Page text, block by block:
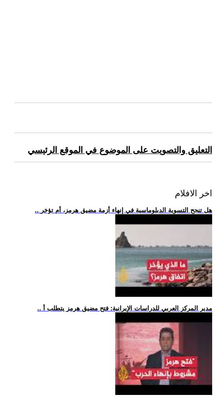
التعليق والتصويت على الموضوع في الموقع الرئيسي
اخر الافلام
.. هل تنجح التسوية الدبلوماسية في إنهاء أزمة مضيق هرمز، أم تؤخر
.. مدير المركز العربي للدراسات الإيرانية: فتح مضيق هرمز يتطلب أ